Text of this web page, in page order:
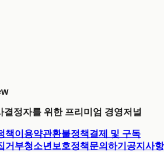
결정자를 위한 프리미엄 경영저널
책이용약관환불정책결제 및 구독
거부청소년보호정책문의하기 공지사항